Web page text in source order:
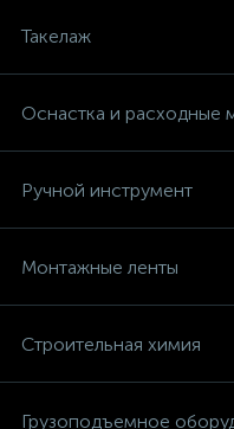
Такелаж
Оснастка и расходные
Ручной инструмент
Монтажные ленты
Строительная химия
Грузоподъемное